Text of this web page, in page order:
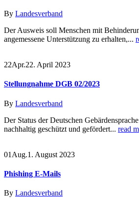
By Landesverband
Der Ausweis soll Menschen mit
angemessene Unterstützung zu erhalten,...
22Apr.22. April 2023
Stellungnahme DGB 02/2023
By Landesverband
Der Status der Deutschen
nachhaltig geschützt und gefördert... read
01 Aug.1. August 2023
Phishing E-Mails
By Landesverband